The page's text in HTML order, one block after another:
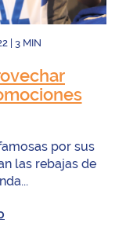
| 3MIN
por sus
las rebajas de